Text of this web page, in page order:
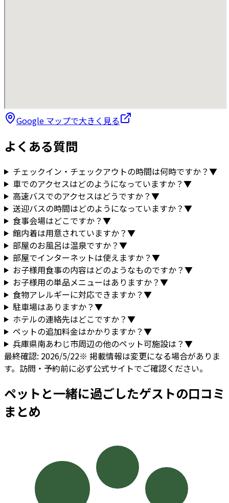
Google マップで大きく見る
よくある質問
チェックイン・チェックアウトの時間は何時ですか？▼
車でのアクセスはどのようになっていますか？▼
高速バスでのアクセスはどうですか？▼
送迎バスの時間はどのようになっていますか？▼
食事会場はどこですか？▼
館内着は用意されていますか？▼
部屋のお風呂は温泉ですか？▼
部屋でインターネットは使えますか？▼
お子様用食事の内容はどのようなものですか？▼
お子様用の単品メニューはありますか？▼
食物アレルギーに対応できますか？▼
駐車場はありますか？▼
ホテルの連絡先はどこですか？▼
ペットの追加料金はかかりますか？▼
兵庫県南あわじ市周辺の他のペット可施設は？▼
最終確認: 2026/5/22※ 掲載情報は変更になる場合がありま
す。訪問・予約前に必ず公式サイトでご確認ください。
ペットと一緒に過ごしたゲストの口コミ
まとめ